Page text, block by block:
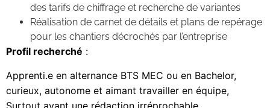
des tarifs de chiffrage et recherche de variantes
Réalisation de carnet de détails et plans de repérage
pour les chantiers décrochés par l’entreprise
Profil recherché :
Apprenti.e en alternance BTS MEC ou en Bachelor,
curieux, autonome et aimant travailler en équipe,
Surtout ayant une rédaction irréprochable.